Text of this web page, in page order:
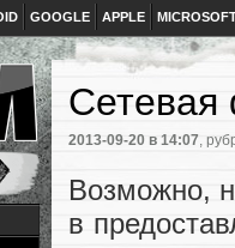
GOOGLE APPLE
2013-09-20 в 14:07,
Возможно,
в